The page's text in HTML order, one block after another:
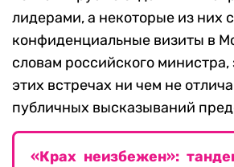
лидерами, а некоторые из них
конфиденциальные визиты в
словам российского министра,
этих встречах ни чем не
публичных высказываний
«Крах неизбежен»: